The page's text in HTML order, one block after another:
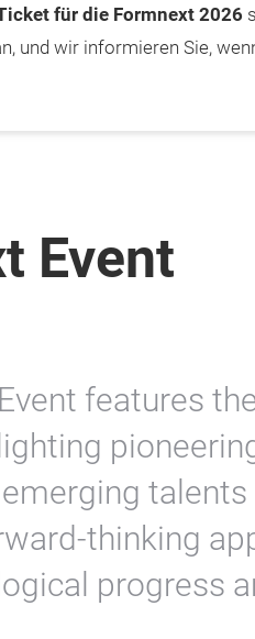
für die Formnext 2026
und wir informieren Sie,
Event
features
thinking
progress